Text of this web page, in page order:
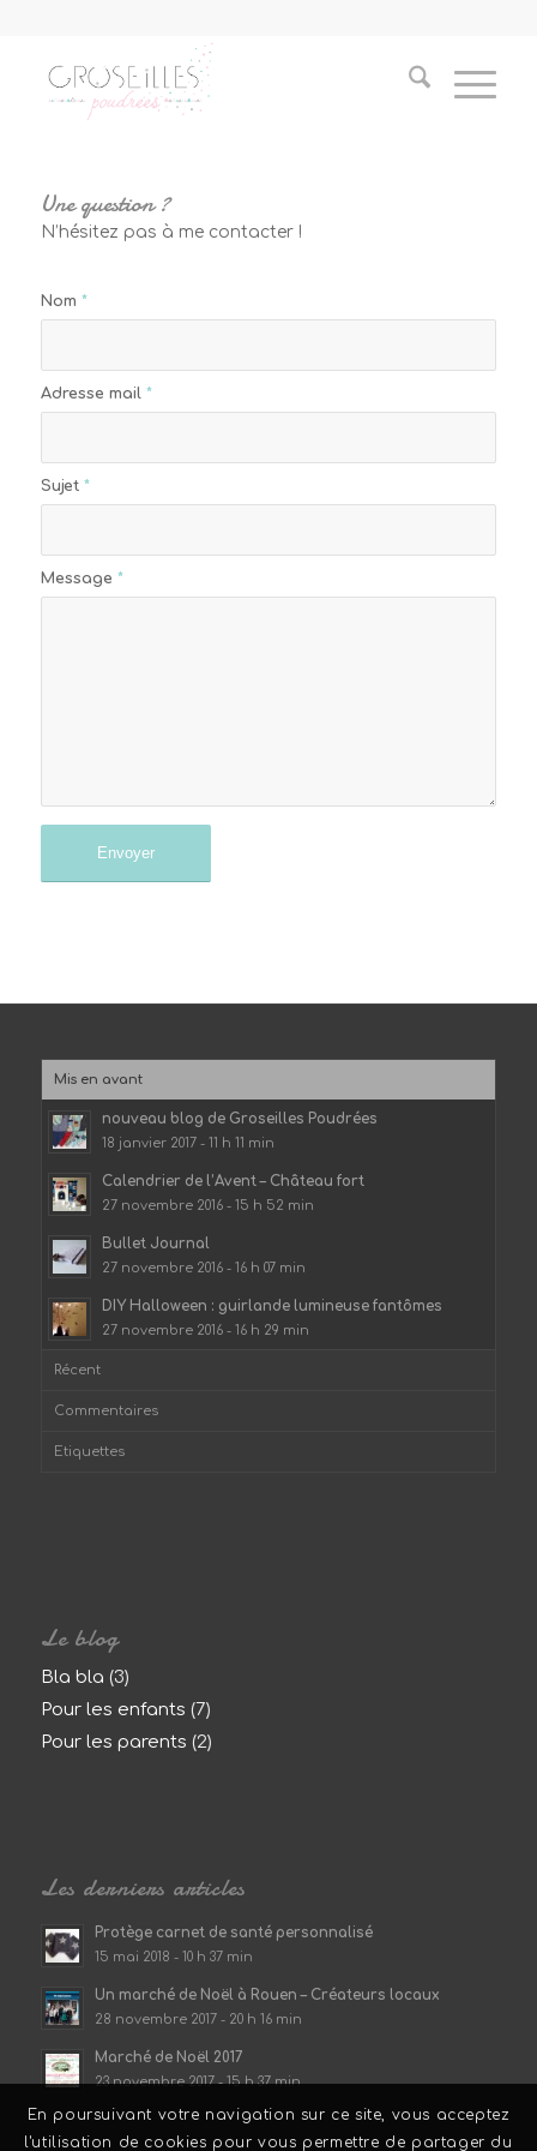
Une question ?
N’hésitez pas à me contacter !
Nom *
Adresse mail *
Sujet *
Message *
Mis en avant
nouveau blog de Groseilles Poudrées
18 janvier 2017 - 11 h 11 min
Calendrier de l’Avent – Château fort
27 novembre 2016 - 15 h 52 min
Bullet Journal
27 novembre 2016 - 16 h 07 min
DIY Halloween : guirlande lumineuse fantômes
27 novembre 2016 - 16 h 29 min
Récent
Commentaires
Etiquettes
Le blog
Bla bla (3)
Pour les enfants (7)
Pour les parents (2)
Les derniers articles
Protège carnet de santé personnalisé
15 mai 2018 - 10 h 37 min
Un marché de Noël à Rouen – Créateurs locaux
28 novembre 2017 - 20 h 16 min
Marché de Noël 2017
23 novembre 2017 - 15 h 37 min
En poursuivant votre navigation sur ce site, vous acceptez
l'utilisation de cookies pour vous permettre de partager du